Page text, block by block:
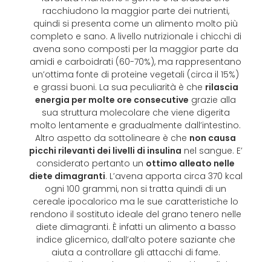
racchiudono la maggior parte dei nutrienti,
quindi si presenta come un alimento molto più
completo e sano. A livello nutrizionale i chicchi di
avena sono composti per la maggior parte da
amidi e carboidrati (60-70%), ma rappresentano
un’ottima fonte di proteine vegetali (circa il 15%)
e grassi buoni. La sua peculiarità è che rilascia
energia per molte ore consecutive grazie alla
sua struttura molecolare che viene digerita
molto lentamente e gradualmente dall’intestino.
Altro aspetto da sottolineare è che non causa
picchi rilevanti dei livelli di insulina nel sangue. E’
considerato pertanto un ottimo alleato nelle
diete dimagranti. L’avena apporta circa 370 kcal
ogni 100 grammi, non si tratta quindi di un
cereale ipocalorico ma le sue caratteristiche lo
rendono il sostituto ideale del grano tenero nelle
diete dimagranti. È infatti un alimento a basso
indice glicemico, dall’alto potere saziante che
aiuta a controllare gli attacchi di fame.